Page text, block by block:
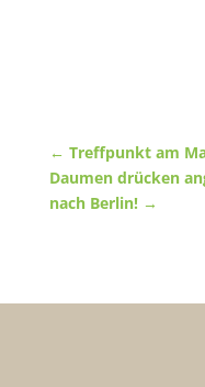
← Treffpunkt am
Daumen drücken
nach Berlin!→